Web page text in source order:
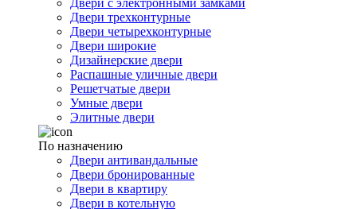
Двери с электронными замками
Двери трехконтурные
Двери четырехконтурные
Двери широкие
Дизайнерские двери
Распашные уличные двери
Решетчатые двери
Умные двери
Элитные двери
По назначению
Двери антивандальные
Двери бронированные
Двери в квартиру
Двери в котельную